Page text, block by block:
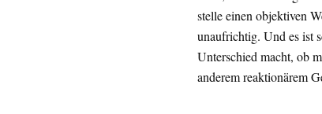
stelle einen objektiven
unaufrichtig. Und es ist
Unterschied macht, ob
anderem reaktionärem